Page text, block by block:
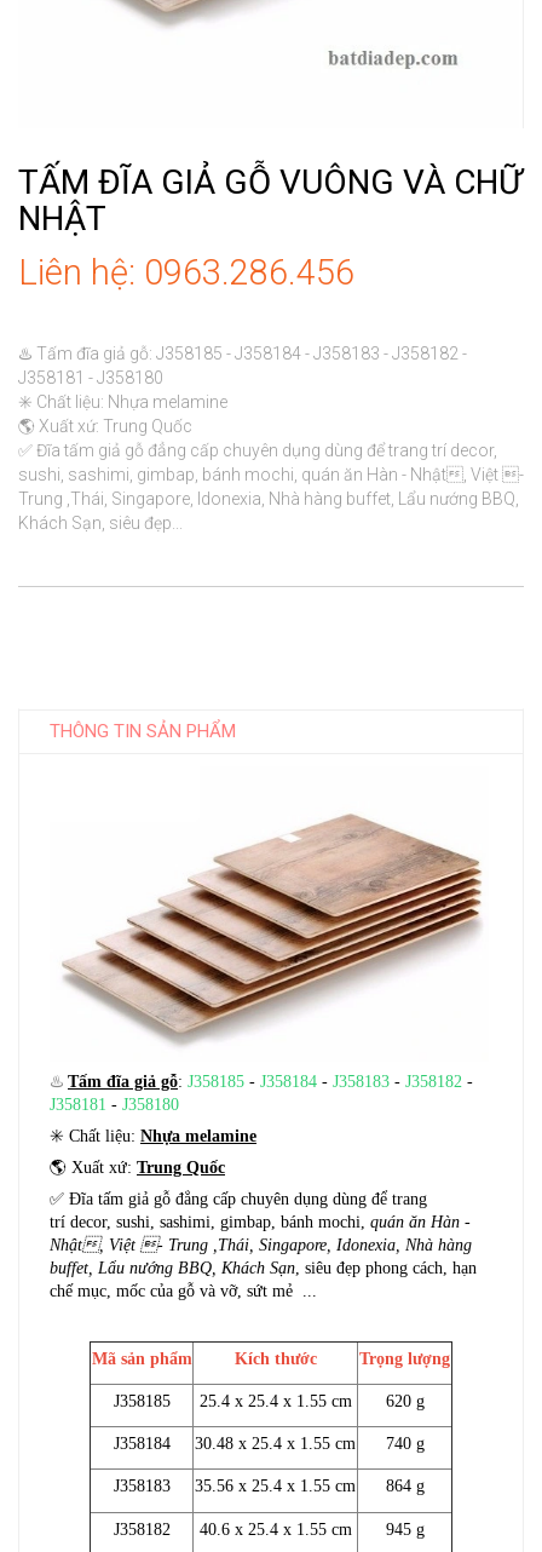
TẤM ĐĨA GIẢ GỖ VUÔNG VÀ CHỮ
NHẬT
Liên hệ: 0963.286.456
♨️ Tấm đĩa giả gỗ: J358185 - J358184 - J358183 - J358182 -
J358181 - J358180
✳️ Chất liệu: Nhựa melamine
🌎 Xuất xứ: Trung Quốc
✅ Đĩa tấm giả gỗ đẳng cấp chuyên dụng dùng để trang trí decor,
sushi, sashimi, gimbap, bánh mochi, quán ăn Hàn - Nhật, Việt -
Trung ,Thái, Singapore, Idonexia, Nhà hàng buffet, Lẩu nướng BBQ,
Khách Sạn, siêu đẹp...
THÔNG TIN SẢN PHẨM
♨️ Tấm đĩa giả gỗ: J358185 - J358184 - J358183 - J358182 -
J358181 - J358180
✳️ Chất liệu: Nhựa melamine
🌎 Xuất xứ: Trung Quốc
✅ Đĩa tấm giả gỗ đẳng cấp chuyên dụng dùng để trang
trí decor, sushi, sashimi, gimbap, bánh mochi, quán ăn Hàn -
Nhật, Việt - Trung ,Thái, Singapore, Idonexia, Nhà hàng
buffet, Lẩu nướng BBQ, Khách Sạn , siêu đẹp phong cách, hạn
chế mục, mốc của gỗ và vỡ, sứt mẻ ...
Mã sản phẩm Kích thước Trọng lượng
J358185 25.4 x 25.4 x 1.55 cm 620 g
J358184 30.48 x 25.4 x 1.55 cm 740 g
J358183 35.56 x 25.4 x 1.55 cm 864 g
J358182 40.6 x 25.4 x 1.55 cm 945 g